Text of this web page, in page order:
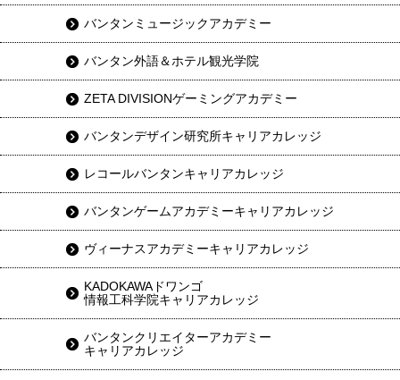
バンタンミュージックアカデミー
バンタン外語＆ホテル観光学院
ZETA DIVISIONゲーミングアカデミー
バンタンデザイン研究所キャリアカレッジ
レコールバンタンキャリアカレッジ
バンタンゲームアカデミーキャリアカレッジ
ヴィーナスアカデミーキャリアカレッジ
KADOKAWAドワンゴ
情報工科学院キャリアカレッジ
バンタンクリエイターアカデミー
キャリアカレッジ